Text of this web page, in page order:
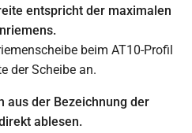
entspricht der maximalen
beim AT10-Profil
der Scheibe an.
aus der Bezeichnung der
ablesen.